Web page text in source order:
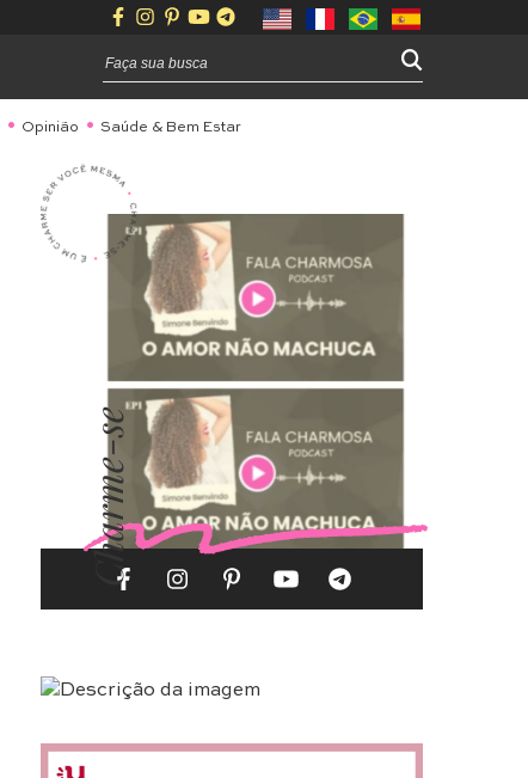
Opinião Saúde & Bem Estar
Charme-se